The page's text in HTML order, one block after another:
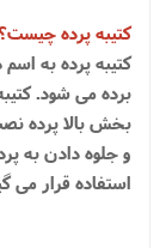
کتیبه پرده
کتیبه پرده به
برده می شود.
بخش بالا پرده
و جلوه دادن به
استفاده قرار می